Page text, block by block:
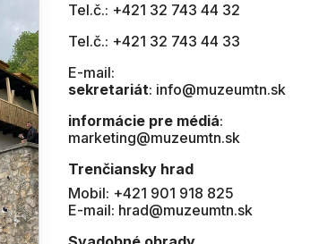
Tel.č.: +421 32 743 44 32
Tel.č.: +421 32 743 44 33
E-mail:
sekretariát: info@muzeumtn.sk
informácie pre médiá:
marketing@muzeumtn.sk
Trenčiansky hrad
Mobil: +421 901 918 825
E-mail: hrad@muzeumtn.sk